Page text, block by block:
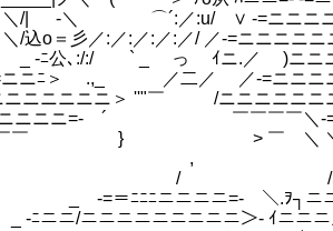
-＼ ⌒´:／:u/ ∨ -=
彡／:／:／:／:／/
:/:/ ` _ っ ｲニ.／ )
ニﾆ＞ .,_ ／二／ ／-=
ニニニ＞ ''"￣ /ニニニニニ
ニニ=- ´ ￣￣￣￣＼-=ニ
￣￣￣ } > ￣ ＼ ＼-=ニニ
､)-=ニニニニﾆ／ _ -
ニニニニ=- ´ ニ＞-＜
ニニ=- ＼.ｦ┐ニニニﾆ／￣ ニ
ニニニニニニニ＞- ｲニニ